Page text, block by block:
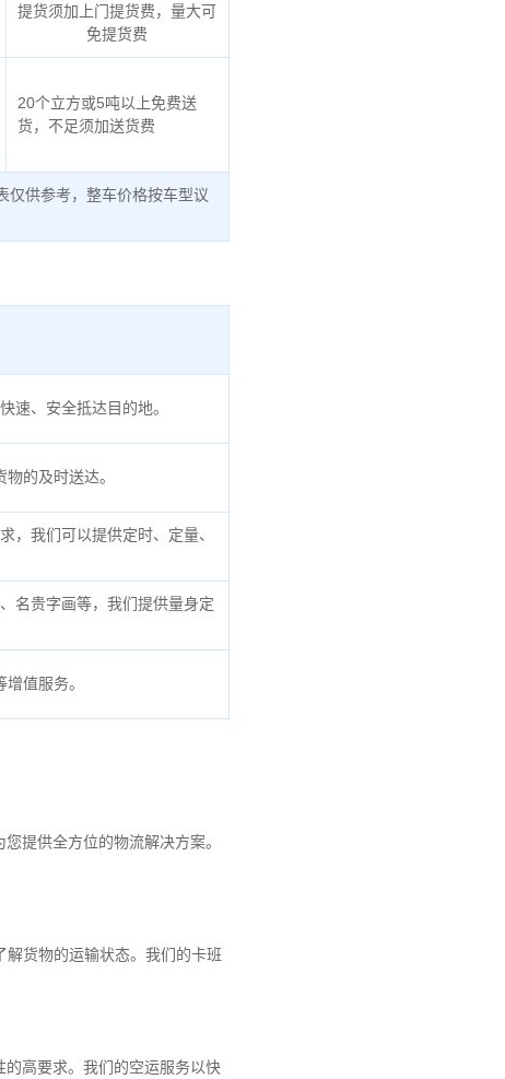
提货须加上门提货费，量大可
免提货费
20个立方或5吨以上免费送
货，不足须加送货费
仅供参考，整车价格按车型议
速、安全抵达目的地。
的及时送达。
，我们可以提供定时、定量、
名贵字画等，我们提供量身定
值服务。
提供全方位的物流解决方案。
解货物的运输状态。我们的卡班
高要求。我们的空运服务以快